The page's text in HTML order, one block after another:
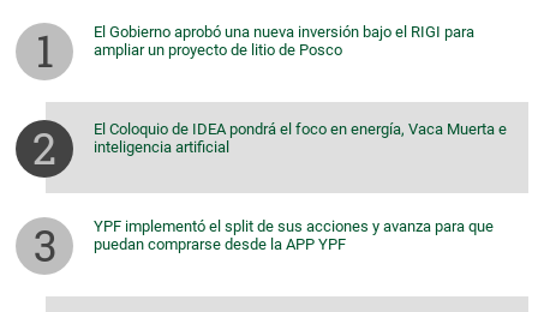
El Gobierno aprobó una nueva inversión bajo el RIGI para
ampliar un proyecto de litio de Posco
El Coloquio de IDEA pondrá el foco en energía, Vaca Muerta e
inteligencia artificial
YPF implementó el split de sus acciones y avanza para que
puedan comprarse desde la APP YPF